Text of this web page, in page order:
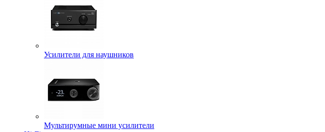
Усилители для наушников
Мультирумные мини усилители